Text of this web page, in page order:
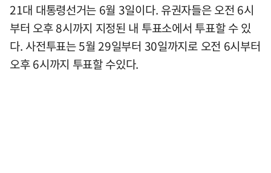
21대 대통령선거는 6월 3일이다. 유권자들은 오전 6시
부터 오후 8시까지 지정된 내 투표소에서 투표할 수 있
다. 사전투표는 5월 29일부터 30일까지로 오전 6시부터
오후 6시까지 투표할 수있다.